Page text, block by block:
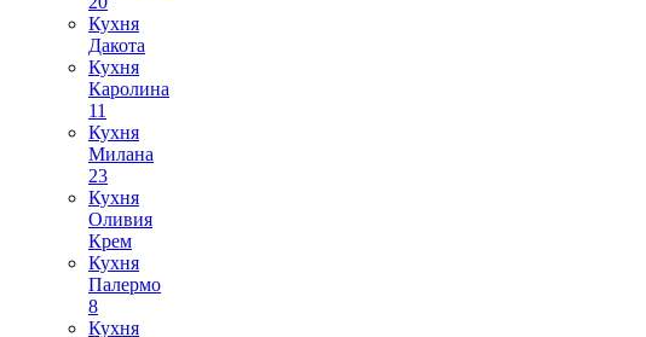
Кухня
Дакота
Кухня
Каролина
11
Кухня
Милана
23
Кухня
Оливия
Крем
Кухня
Палермо
8
Кухня